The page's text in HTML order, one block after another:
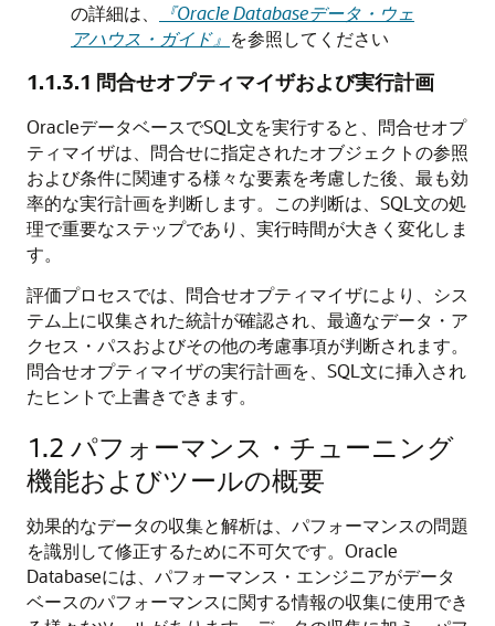
の詳細は、
『Oracle Databaseデータ・ウェ
アハウス・ガイド』 を参照してください
1.1.3.1 問合せオプティマイザおよび実行計画
OracleデータベースでSQL文を実行すると、問合せオプ
ティマイザは、問合せに指定されたオブジェクトの参照
および条件に関連する様々な要素を考慮した後、最も効
率的な実行計画を判断します。この判断は、SQL文の処
理で重要なステップであり、実行時間が大きく変化しま
す。
評価プロセスでは、問合せオプティマイザにより、シス
テム上に収集された統計が確認され、最適なデータ・ア
クセス・パスおよびその他の考慮事項が判断されます。
問合せオプティマイザの実行計画を、SQL文に挿入され
たヒントで上書きできます。
1.2 パフォーマンス・チューニング
機能およびツールの概要
効果的なデータの収集と解析は、パフォーマンスの問題
を識別して修正するために不可欠です。Oracle
Databaseには、パフォーマンス・エンジニアがデータ
ベースのパフォーマンスに関する情報の収集に使用でき